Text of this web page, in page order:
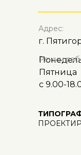
г.
Адрес:
Пятница
с 9.00-
Режим